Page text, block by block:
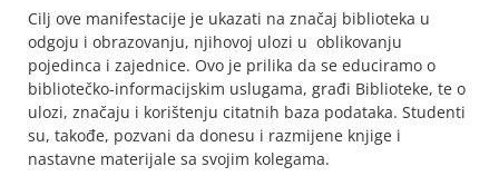
Cilj ove manifestacije je ukazati na značaj biblioteka u
odgoju i obrazovanju, njihovoj ulozi u oblikovanju
pojedinca i zajednice. Ovo je prilika da se educiramo o
bibliotečko-informacijskim uslugama, građi Biblioteke, te o
ulozi, značaju i korištenju citatnih baza podataka. Studenti
su, takođe, pozvani da donesu i razmijene knjige i
nastavne materijale sa svojim kolegama.